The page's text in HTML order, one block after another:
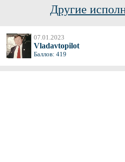
Другие
07.01.2023
Vladavtopilot
Баллов: 419